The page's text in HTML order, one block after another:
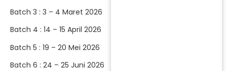
Batch 3 : 3 – 4 Maret 2026
Batch 4 : 14 – 15 April 2026
Batch 5 : 19 – 20 Mei 2026
Batch 6 : 24 – 25 Juni 2026